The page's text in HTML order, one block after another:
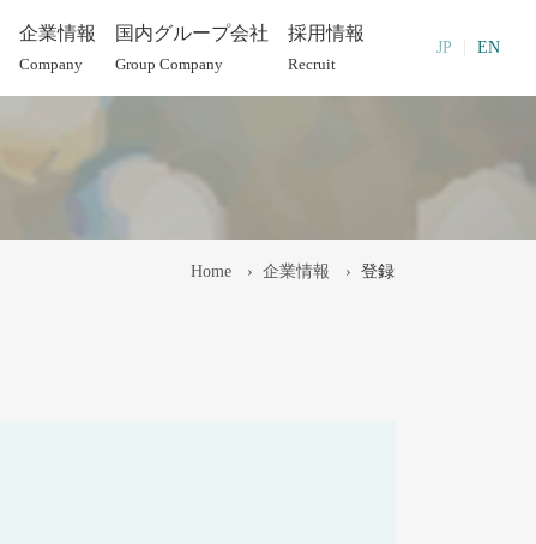
EN
JP
企業情報
Company
国内グループ会社
Group Company
採用情報
Recruit
Home 企業情報 登録